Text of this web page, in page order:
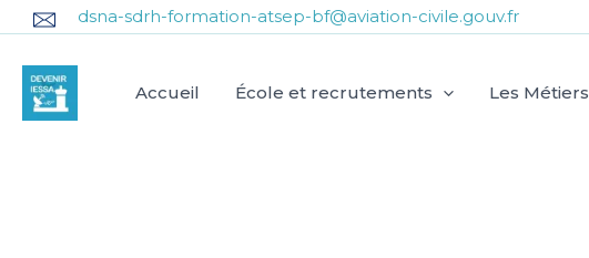
Aller
au
contenu
dsna-sdrh-formation-atsep-bf@aviation-civile.gouv.fr
Accueil École et recrutements Les Métiers